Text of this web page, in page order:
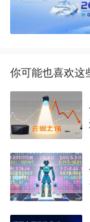
你可能也喜欢这